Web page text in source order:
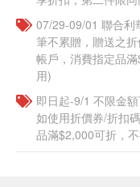
07/29-09/01 聯合利
筆不累贈，贈送之
帳戶，消費指定品
用)
即日起-9/1 不限金
如使用折價券/折扣
品滿$2,000可折，